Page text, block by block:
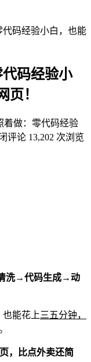
码经验小白，也能
码经验小
页！
着做：零代码经验
评论 13,202 次浏览
洗→代码生成→动
也能花上 三五分钟，
，比点外卖还简